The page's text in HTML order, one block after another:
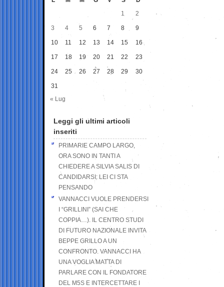
1
2
3 4 5 6 7 8 9
10 11 12 13 14 15 16
17 18 19 20 21 22 23
24 25 26 27 28 29 30
31
« Lug
Leggi gli ultimi articoli
inseriti
PRIMARIE CAMPO LARGO,
ORA SONO IN TANTI A
CHIEDERE A SILVIA SALIS DI
CANDIDARSI: LEI CI STA
PENSANDO
VANNACCI VUOLE PRENDERSI
I “GRILLINI” (SAI CHE
COPPIA…). IL CENTRO STUDI
DI FUTURO NAZIONALE INVITA
BEPPE GRILLO A UN
CONFRONTO. VANNACCI HA
UNA VOGLIA MATTA DI
PARLARE CON IL FONDATORE
DEL M5S E INTERCETTARE I